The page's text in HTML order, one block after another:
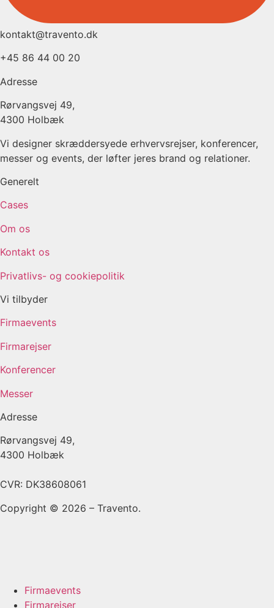
kontakt@travento.dk
+45 86 44 00 20
Adresse
Rørvangsvej 49,
4300 Holbæk
Vi designer skræddersyede erhvervsrejser, konferencer,
messer og events, der løfter jeres brand og relationer.
Generelt
Cases
Om os
Kontakt os
Privatlivs- og cookiepolitik
Vi tilbyder
Firmaevents
Firmarejser
Konferencer
Messer
Adresse
Rørvangsvej 49,
4300 Holbæk
CVR: DK38608061
Copyright © 2026 – Travento.
Firmaevents
Firmarejser